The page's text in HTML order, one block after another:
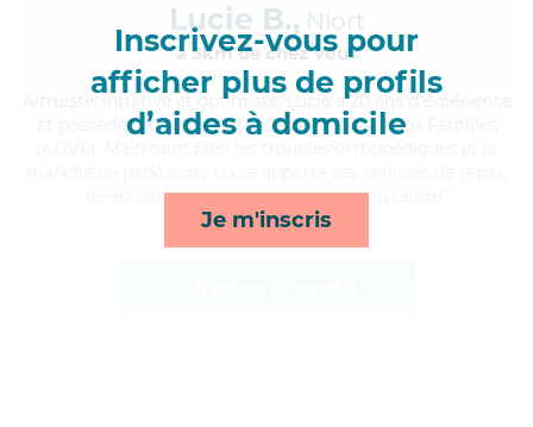
Inscrivez-vous pour
afficher plus de profils
d’aides à domicile
Je m'inscris
Lucie B., Niort
à 5km de chez Vous
, intuitive et optimiste, Lucie a 20 ans d'expérience
et possède un diplôme d'Assistante De Vie aux Familles
lever/coucher, mobilité et courses/livraison*